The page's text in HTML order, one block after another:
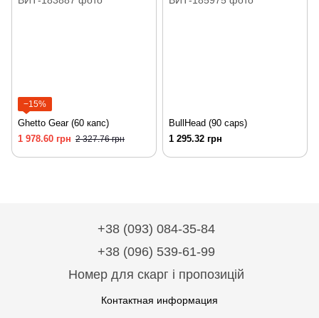
−15%
Ghetto Gear (60 капс)
1 978.60 грн 2 327.76 грн
BullHead (90 caps)
1 295.32 грн
+38 (093) 084-35-84
+38 (096) 539-61-99
Номер для скарг і пропозицій
Контактная информация